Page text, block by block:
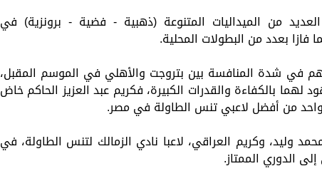
من الميداليات المتنوعة (ذهبية - فضية - برونزية) في
فازا بعدد من البطولات المحلية.
في شدة المنافسة بين بتروجت والأهلي في الموسم المقبل،
بالكفاءة والقدرات الكبيرة، فكريم عبد العزيز الحاكم خاض
واحد من أفضل لاعبي تنس الطاولة في مصر.
وليد، وكريم العراقي، لاعبا نادي الزمالك لتنس الطاولة، في
الدوري الممتاز.